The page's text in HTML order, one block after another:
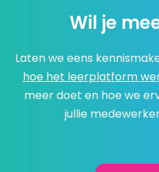
Wil je
Laten we eens
hoe het leerplatform
meer doet en hoe we
jullie